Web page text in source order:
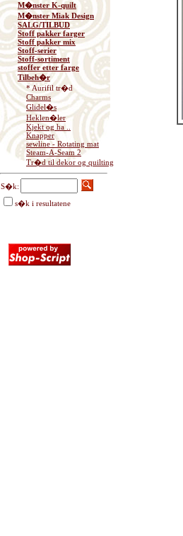
M�nster K-quilt
M�nster Miak Design
SALG/TILBUD
Stoff pakker farger
Stoff pakker mix
Stoff-serier
Stoff-sortiment
stoffer etter farge
Tilbeh�r
* Aurifil tr�d
Charms
Glidel�s
Heklen�ler
Kjekt og ha ..
Knapper
sewline - Rotating mat
Steam-A-Seam 2
Tr�d til dekor og quilting
S�k:
s�k i resultatene